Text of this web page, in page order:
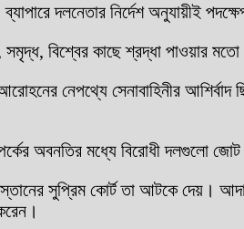
দলনেতার নির্দেশ অনুযায়ীই
বিশ্বের কাছে শ্রদ্ধা পাওয়ার মতো
নেপথ্যে সেনাবাহিনীর
অবনতির মধ্যে বিরোধী দলগুলো
সুপ্রিম কোর্ট তা আটকে দেয়।